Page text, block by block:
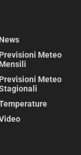
News
Previsioni Meteo
Mensili
Previsioni Meteo